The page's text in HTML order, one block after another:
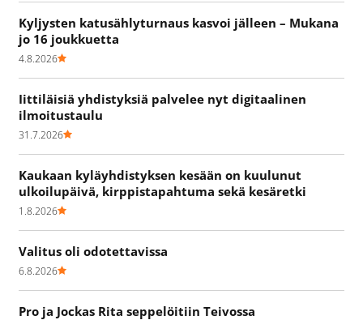
Kyljysten katusählyturnaus kasvoi jälleen – Mukana
jo 16 joukkuetta
4.8.2026
Iittiläisiä yhdistyksiä palvelee nyt digitaalinen
ilmoitustaulu
31.7.2026
Kaukaan kyläyhdistyksen kesään on kuulunut
ulkoilupäivä, kirppistapahtuma sekä kesäretki
1.8.2026
Valitus oli odotettavissa
6.8.2026
Pro ja Jockas Rita seppelöitiin Teivossa